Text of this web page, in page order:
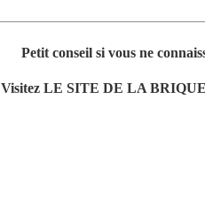
Petit conseil si vous ne
Visitez LE SITE DE LA